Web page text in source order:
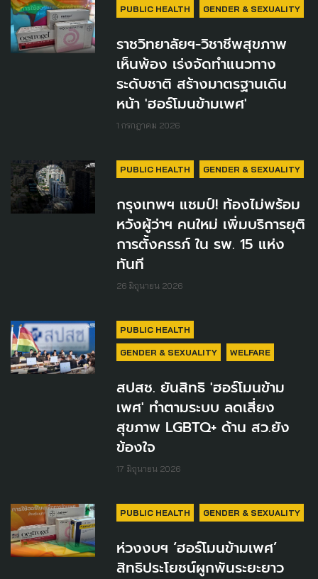
PUBLIC HEALTH GENDER & SEXUALITY
ราชวิทยาลัยฯ-วิชาชีพสุขภาพ
เห็นพ้อง เร่งจัดทำแนวทาง
ระดับชาติ สร้างมาตรฐานเดิน
หน้า 'ฮอร์โมนข้ามเพศ'
1 กรกฎาคม 2026
PUBLIC HEALTH GENDER & SEXUALITY
กรุงเทพฯ แชมป์! ท้องไม่พร้อม
หวังผู้ว่าฯ คนใหม่ เพิ่มบริการยุติ
การตั้งครรภ์ ใน รพ. 15 แห่ง
ทันที
26 มิถุนายน 2026
PUBLIC HEALTH
GENDER & SEXUALITY WELFARE
สปสช. ยันสิทธิ 'ฮอร์โมนข้าม
เพศ' ทำตามระบบ ลดเสี่ยง
สุขภาพ LGBTQ+ ด้าน สว.ยัง
ข้องใจ
17 มิถุนายน 2026
PUBLIC HEALTH GENDER & SEXUALITY
ห่วงงบฯ ‘ฮอร์โมนข้ามเพศ’
สิทธิประโยชน์ผูกพันระยะยาว